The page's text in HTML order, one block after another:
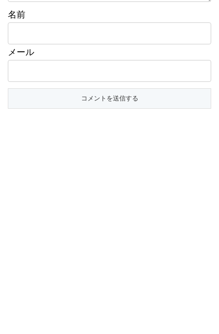
名前
メール